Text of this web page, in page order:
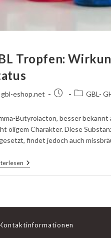
Tropfen:
gbl-eshop.net
Beitrag
GBL-
Butyrolacton, besser
öligem Charakter. Diese
findet jedoch auch
GBL
Tropfen: